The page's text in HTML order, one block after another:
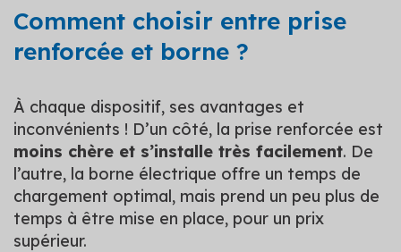
Comment choisir entre prise
renforcée et borne ?
À chaque dispositif, ses avantages et
inconvénients ! D’un côté, la prise renforcée est
moins chère et s’installe très facilement. De
l’autre, la borne électrique offre un temps de
chargement optimal, mais prend un peu plus de
temps à être mise en place, pour un prix
supérieur.